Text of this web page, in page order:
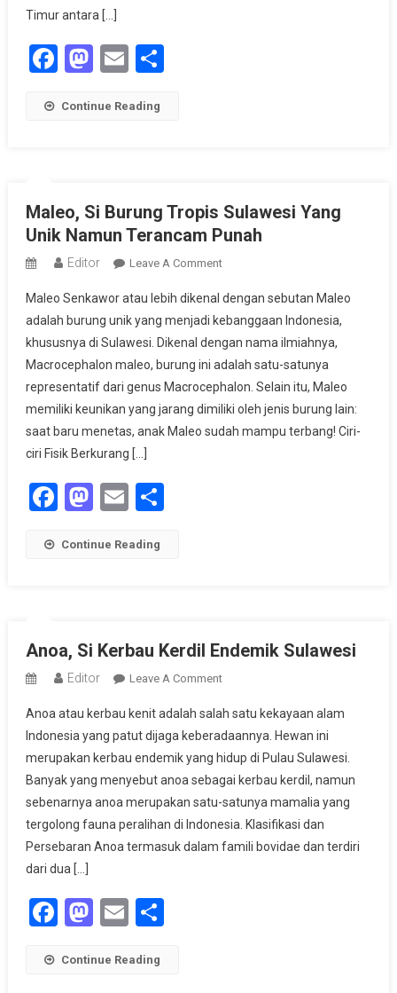
Timur antara […]
Facebook
Mastodon
EmailShare
Continue Reading
Maleo, Si Burung Tropis Sulawesi Yang
Unik Namun Terancam Punah
Editor Leave A CommentOn
Si
Burung
Tropis
Sulawesi
Yang
Unik
Namun
Maleo Senkawor atau lebih dikenal dengan sebutan Maleo
adalah burung unik yang menjadi kebanggaan Indonesia,
khususnya di Sulawesi. Dikenal dengan nama ilmiahnya,
Macrocephalon maleo, burung ini adalah satu-satunya
representatif dari genus Macrocephalon. Selain itu, Maleo
memiliki keunikan yang jarang dimiliki oleh jenis burung lain:
saat baru menetas, anak Maleo sudah mampu terbang! Ciri-
ciri Fisik Berkurang […]
Facebook
Mastodon
EmailShare
Continue Reading
Anoa, Si Kerbau Kerdil Endemik Sulawesi
Editor Leave A CommentOn
Si
Kerbau
Kerdil
Endemik
Sulawesi
Anoa atau kerbau kenit adalah salah satu kekayaan alam
Indonesia yang patut dijaga keberadaannya. Hewan ini
merupakan kerbau endemik yang hidup di Pulau Sulawesi.
Banyak yang menyebut anoa sebagai kerbau kerdil, namun
sebenarnya anoa merupakan satu-satunya mamalia yang
tergolong fauna peralihan di Indonesia. Klasifikasi dan
Persebaran Anoa termasuk dalam famili bovidae dan terdiri
dari dua […]
Facebook
Mastodon
EmailShare
Continue Reading